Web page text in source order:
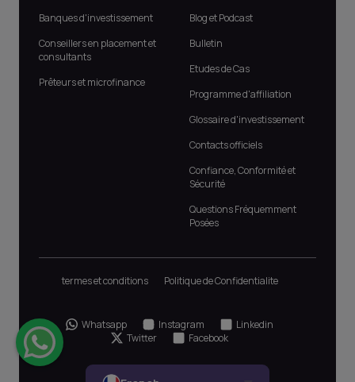
Banques d'investissement
Conseillers en placement et
consultants
Prêteurs et microfinance
Blog et Podcast
Bulletin
Etudes de Cas
Programme d'affiliation
Glossaire d'investissement
Contacts officiels
Confiance, Conformité et
Sécurité
Questions Fréquemment
Posées
termes et conditions Politique de Confidentialite
Whatsapp Instagram
Linkedin
Twitter
Facebook